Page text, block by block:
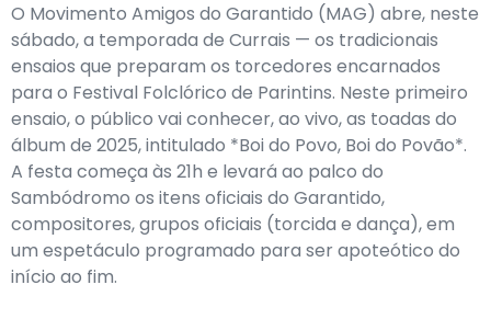
O Movimento Amigos do Garantido (MAG) abre, neste
sábado, a temporada de Currais — os tradicionais
ensaios que preparam os torcedores encarnados
para o Festival Folclórico de Parintins. Neste primeiro
ensaio, o público vai conhecer, ao vivo, as toadas do
álbum de 2025, intitulado *Boi do Povo, Boi do Povão*.
A festa começa às 21h e levará ao palco do
Sambódromo os itens oficiais do Garantido,
compositores, grupos oficiais (torcida e dança), em
um espetáculo programado para ser apoteótico do
início ao fim.